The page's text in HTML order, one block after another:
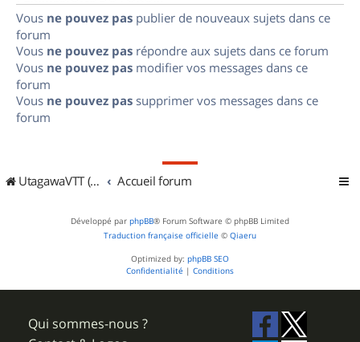
Vous ne pouvez pas publier de nouveaux sujets dans ce
forum
Vous ne pouvez pas répondre aux sujets dans ce forum
Vous ne pouvez pas modifier vos messages dans ce
forum
Vous ne pouvez pas supprimer vos messages dans ce
forum
UtagawaVTT (Randos VTT et VTTAE avec traces GPS) Accueil forum
Développé par phpBB® Forum Software © phpBB Limited
Traduction française officielle © Qiaeru
Optimized by: phpBB SEO
Confidentialité | Conditions
Qui sommes-nous ?